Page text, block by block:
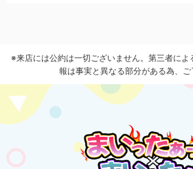
※来店には公約は一切ございません。第三者に
報は事実と異なる部分がある為、ご